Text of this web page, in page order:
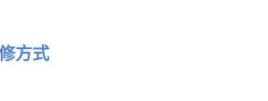
方式